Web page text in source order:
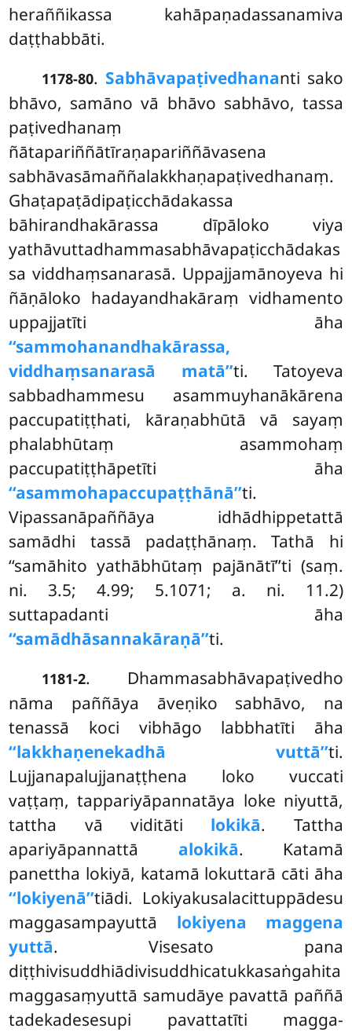
heraññikassa kahāpaṇadassanamiva
daṭṭhabbāti.
1178-80. Sabhāvapaṭivedhananti sako
bhāvo, samāno vā bhāvo sabhāvo, tassa
paṭivedhanaṃ
ñātapariññātīraṇapariññāvasena
sabhāvasāmaññalakkhaṇapaṭivedhanaṃ.
Ghaṭapaṭādipaṭicchādakassa
bāhirandhakārassa dīpāloko viya
yathāvuttadhammasabhāvapaṭicchādakas
sa viddhaṃsanarasā. Uppajjamānoyeva hi
ñāṇāloko hadayandhakāraṃ vidhamento
uppajjatīti āha
‘‘sammohanandhakārassa,
viddhaṃsanarasā matā’’ti. Tatoyeva
sabbadhammesu asammuyhanākārena
paccupatiṭṭhati, kāraṇabhūtā vā sayaṃ
phalabhūtaṃ asammohaṃ
paccupatiṭṭhāpetīti āha
‘‘asammohapaccupaṭṭhānā’’ti.
Vipassanāpaññāya idhādhippetattā
samādhi tassā padaṭṭhānaṃ. Tathā hi
‘‘samāhito yathābhūtaṃ pajānātī’’ti (saṃ.
ni. 3.5; 4.99; 5.1071; a. ni. 11.2)
suttapadanti āha
‘‘samādhāsannakāraṇā’’ti.
1181-2. Dhammasabhāvapaṭivedho
nāma paññāya āveṇiko sabhāvo, na
tenassā koci vibhāgo labbhatīti āha
‘‘lakkhaṇenekadhā vuttā’’ti.
Lujjanapalujjanaṭṭhena loko vuccati
vaṭṭaṃ, tappariyāpannatāya loke niyuttā,
tattha vā viditāti lokikā. Tattha
apariyāpannattā alokikā. Katamā
panettha lokiyā, katamā lokuttarā cāti āha
‘‘lokiyenā’’tiādi. Lokiyakusalacittuppādesu
maggasampayuttā lokiyena maggena
yuttā. Visesato pana
diṭṭhivisuddhiādivisuddhicatukkasaṅgahita
maggasaṃyuttā samudāye pavattā paññā
tadekadesesupi pavattatīti magga-